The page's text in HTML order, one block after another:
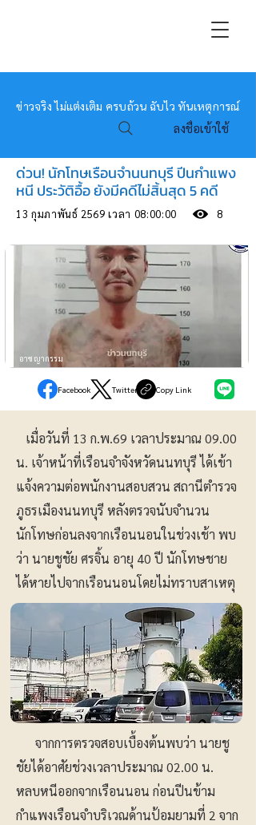
หมอข่าว
ข่าวจริง ไม่แต่งเติม ครบถ้วน ฉับไว ทันเหตุการณ์
ลงชื่อเข้าใช้
ด่วน! นักโทษเรือนจำนนทบุรี ปีนกำแพง
หนี ประวัติอื้อ ยังมีคดีไม่สิ้นสุด 5 คดี
13 กุมภาพันธ์ 2569 เวลา 08:00:00 8
อาชญากรรม
Facebook Twitter Copy Link
เมื่อวันที่ 13 ก.พ.69 เวลาประมาณ 09.00
น. เจ้าหน้าที่เรือนจำจังหวัดนนทบุรี ได้เข้า
แจ้งความต่อพนักงานสอบสวน สถานีตำรวจ
ภูธรเมืองนนทบุรี หลังตรวจนับจำนวน
นักโทษก่อนลงจากเรือนนอนในช่วงเช้า พบ
ว่า นายชูชัย ศรจิ้น อายุ 40 ปี นักโทษชาย
ได้หายไปจากเรือนนอนโดยไม่ทราบสาเหตุ
จากการตรวจสอบเบื้องต้นพบว่า นายชู
ชัยได้อาศัยช่วงเวลาประมาณ 02.00 น.
หลบหนีออกจากเรือนนอน ก่อนปีนข้าม
กำแพงเรือนจำบริเวณด้านป้อมยามที่ 2 จาก